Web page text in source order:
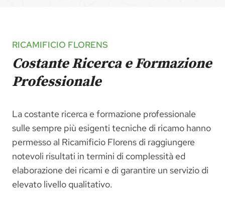
RICAMIFICIO FLORENS
Costante Ricerca e Formazione
Professionale
La costante ricerca e formazione professionale
sulle sempre più esigenti tecniche di ricamo hanno
permesso al Ricamificio Florens di raggiungere
notevoli risultati in termini di complessità ed
elaborazione dei ricami e di garantire un servizio di
elevato livello qualitativo.